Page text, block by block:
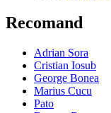
Recomand
Adrian Sora
Cristian Iosub
George Bonea
Marius Cucu
Pato